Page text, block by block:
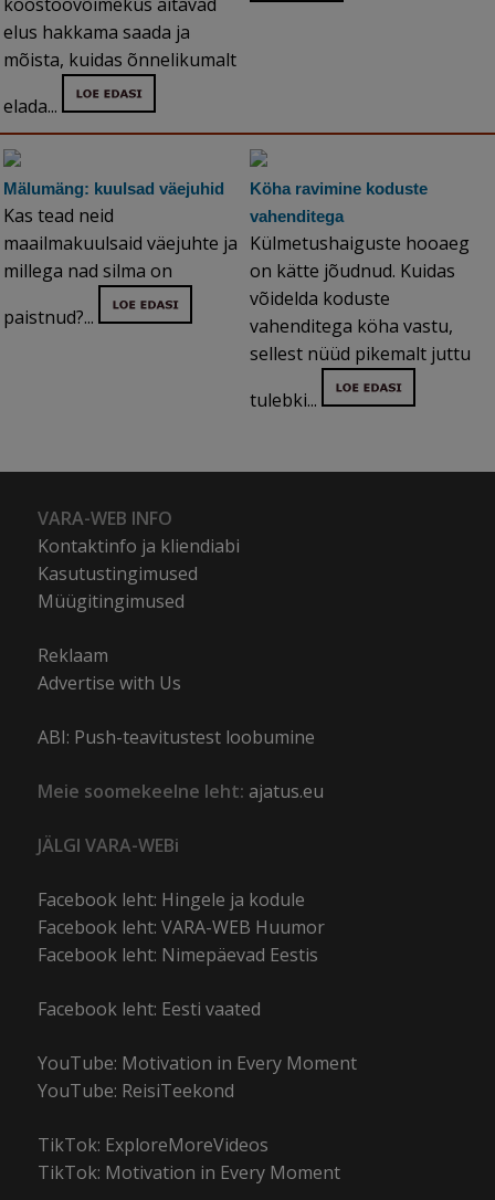
elus hakkama saada ja
mõista, kuidas õnnelikumalt
elada...
Mälumäng: kuulsad väejuhid
Kas tead neid
maailmakuulsaid väejuhte ja
millega nad silma on
paistnud?...
Köha ravimine koduste
vahenditega
Külmetushaiguste hooaeg
on kätte jõudnud. Kuidas
võidelda koduste
vahenditega köha vastu,
sellest nüüd pikemalt juttu
tulebki...
VARA-WEB INFO
Kontaktinfo ja kliendiabi
Kasutustingimused
Müügitingimused
Reklaam
Advertise with Us
ABI: Push-teavitustest loobumine
Meie soomekeelne leht: ajatus.eu
JÄLGI VARA-WEBi
Facebook leht: Hingele ja kodule
Facebook leht: VARA-WEB Huumor
Facebook leht: Nimepäevad Eestis
Facebook leht: Eesti vaated
YouTube: Motivation in Every Moment
YouTube: ReisiTeekond
TikTok: ExploreMoreVideos
TikTok: Motivation in Every Moment